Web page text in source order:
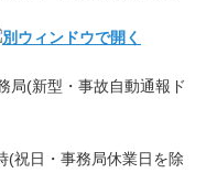
局(新型・事故自動通報ド
祝日・事務局休業日を除